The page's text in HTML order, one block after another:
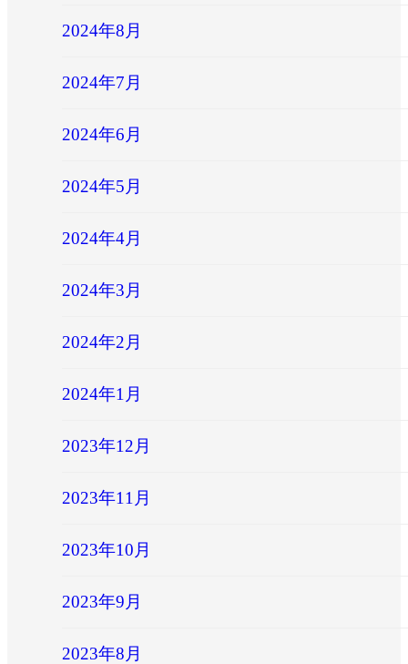
2024年8月
2024年7月
2024年6月
2024年5月
2024年4月
2024年3月
2024年2月
2024年1月
2023年12月
2023年11月
2023年10月
2023年9月
2023年8月